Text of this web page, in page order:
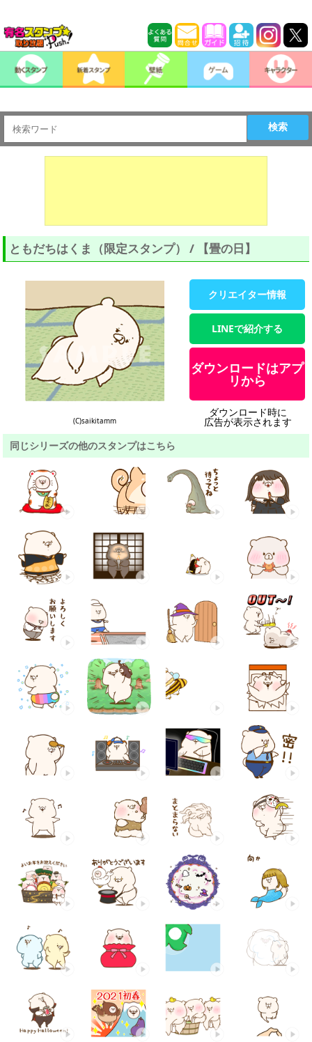
検索
ともだちはくま（限定スタンプ） / 【畳の日】
(C)saikitamm
クリエイター情報
LINEで紹介する
ダウンロードはアプ
リから
ダウンロード時に
広告が表示されます
同じシリーズの他のスタンプはこちら